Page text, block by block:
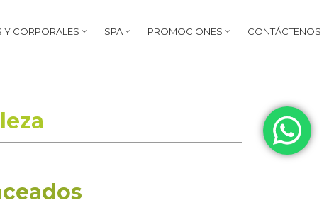
Y CORPORALES SPA PROMOCIONES CONTÁCTENOS